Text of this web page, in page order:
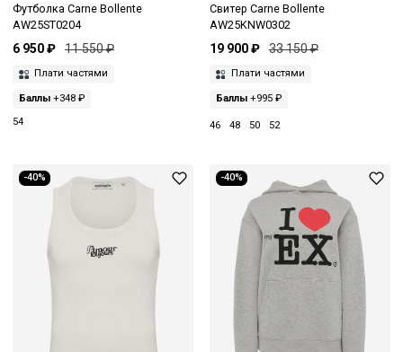
Футболка Carne Bollente
AW25ST0204
6 950 ₽ 11 550 ₽
Плати частями
Баллы +348 ₽
54
Свитер Carne Bollente
AW25KNW0302
19 900 ₽ 33 150 ₽
Плати частями
Баллы+995 ₽
46 48 50 52
-40% -40%